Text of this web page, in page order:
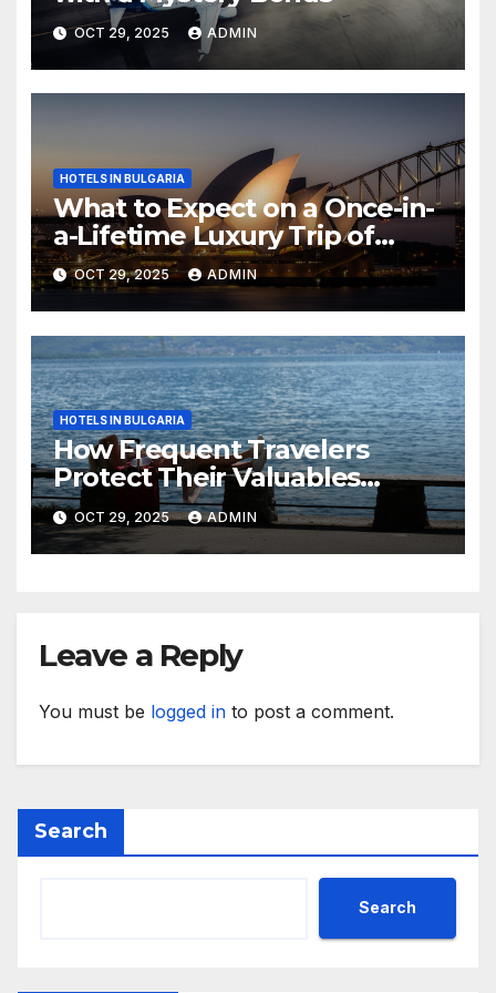
OCT 29, 2025 ADMIN
HOTELS IN BULGARIA
What to Expect on a Once-in-
a-Lifetime Luxury Trip of
Australia
OCT 29, 2025 ADMIN
HOTELS IN BULGARIA
How Frequent Travelers
Protect Their Valuables
While Away
OCT 29, 2025 ADMIN
Leave a Reply
You must be logged in to post a comment.
Search
Search